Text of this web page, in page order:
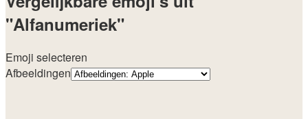
"Alfanumeriek"
Emoji selecteren
Afbeeldingen